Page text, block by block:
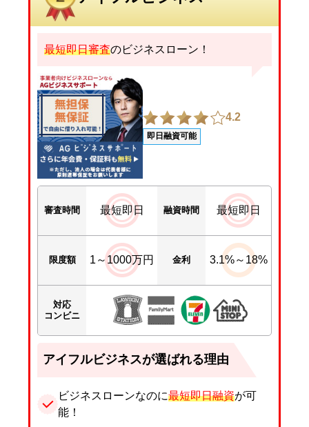
最短即日審査のビジネスローン！
4.2
即日融資可能
審査時間 最短即日 融資時間 最短即日
限度額 1～1000万円 金利 3.1%～18%
対応
コンビニ
アイフルビジネスが選ばれる理由
ビジネスローンなのに最短即日融資が可
能！